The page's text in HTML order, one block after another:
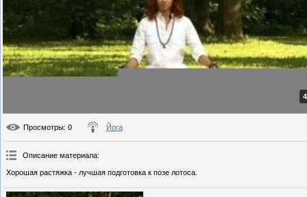
Просмотры: 0 Йога
Описание материала:
Хорошая растяжка - лучшая подготовка к позе лотоса.